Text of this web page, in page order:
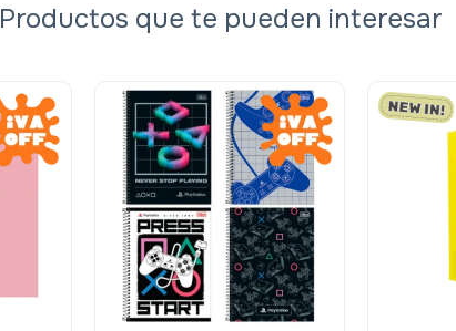
Productos que te pueden interesar